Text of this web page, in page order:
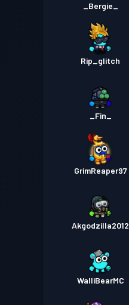
_Bergie_
Rip_glitch
_Fin_
GrimReaper97
Akgodzilla2012
WalliBearMC